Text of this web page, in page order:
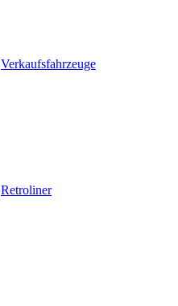
Verkaufsfahrzeuge
Retroliner